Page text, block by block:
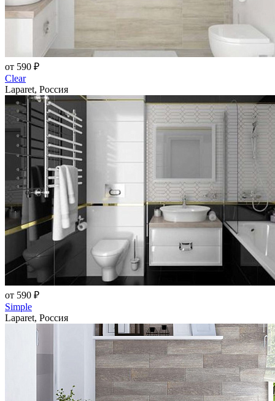
от 590 ₽
Clear
Laparet, Россия
от 590 ₽
Simple
Laparet, Россия